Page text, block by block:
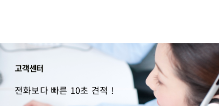
고객센터
전화보다 빠른 10초 견적 !